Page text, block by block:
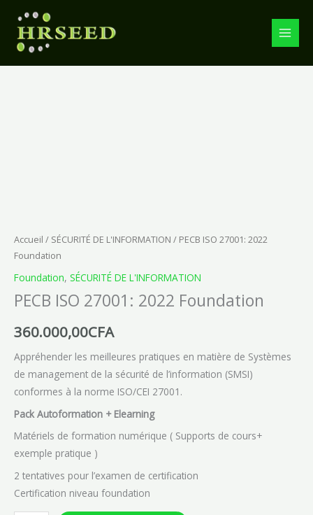
contenu
Accueil / SÉCURITÉ DE L'INFORMATION / PECB ISO 27001: 2022
Foundation
Foundation, SÉCURITÉ DE L'INFORMATION
PECB ISO 27001: 2022 Foundation
360.000,00CFA
Appréhender les meilleures pratiques en matière de Systèmes
de management de la sécurité de l’information (SMSI)
conformes à la norme ISO/CEI 27001.
Pack Autoformation + Elearning
Matériels de formation numérique ( Supports de cours+
exemple pratique )
2 tentatives pour l’examen de certification
Certification niveau foundation
ISO
27001:
2022